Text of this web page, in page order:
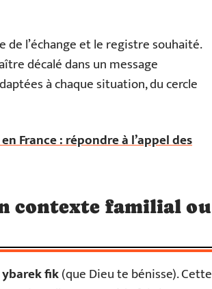
de l’échange et le registre souhaité.
décalé dans un message
à chaque situation, du cercle
France : répondre à l’appel des
contexte familial ou
fik(que Dieu te bénisse). Cette